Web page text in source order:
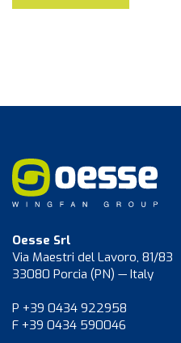
Oesse Srl
Via Maestri del Lavoro, 81/83
33080 Porcia (PN) — Italy
P +39 0434 922958
F +39 0434 590046